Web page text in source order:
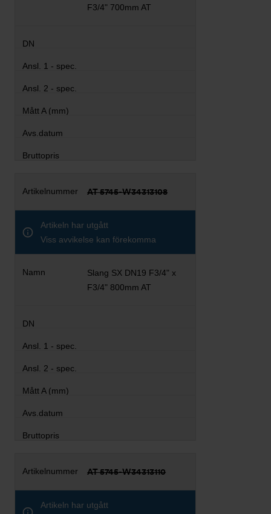
F3/4" 700mm AT
AT 5745-W34313108
Artikeln har utgått
Viss avvikelse kan förekomma
Slang SX DN19 F3/4" x
F3/4" 800mm AT
AT 5745-W34313110
Artikeln har utgått